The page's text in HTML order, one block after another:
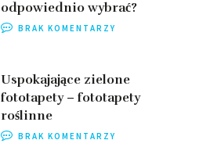
odpowiednio wybrać?
BRAK KOMENTARZY
Uspokajające zielone
fototapety – fototapety
roślinne
BRAK KOMENTARZY